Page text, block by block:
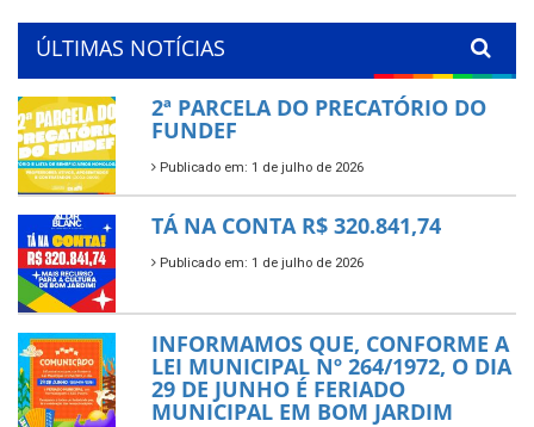
ÚLTIMAS NOTÍCIAS
2ª PARCELA DO PRECATÓRIO DO
FUNDEF
Publicado em: 1 de julho de 2026
TÁ NA CONTA R$ 320.841,74
Publicado em: 1 de julho de 2026
INFORMAMOS QUE, CONFORME A
LEI MUNICIPAL Nº 264/1972, O DIA
29 DE JUNHO É FERIADO
MUNICIPAL EM BOM JARDIM